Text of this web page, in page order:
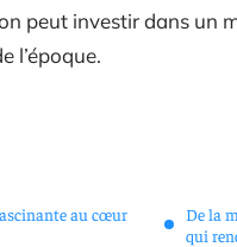
peut investir dans un
l’époque.
au cœur
De la
qui